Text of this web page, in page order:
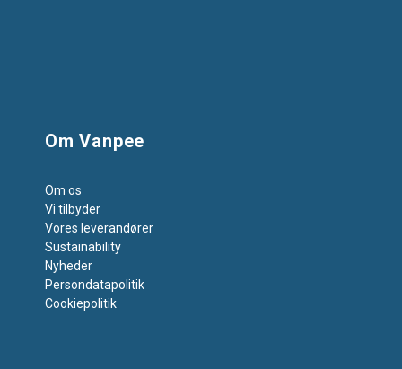
Om Vanpee
Om os
Vi tilbyder
Vores leverandører
Sustainability
Nyheder
Persondatapolitik
Cookiepolitik